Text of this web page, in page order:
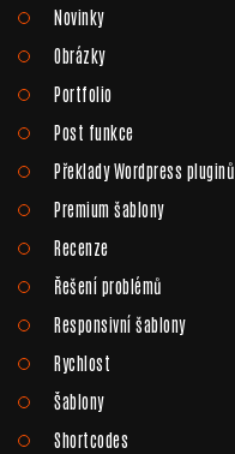
Novinky
Obrázky
Portfolio
Post funkce
Překlady Wordpress pluginů
Premium šablony
Recenze
Řešení problémů
Responsivní šablony
Rychlost
Šablony
Shortcodes